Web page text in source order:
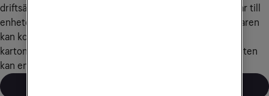
driftsätta appar, övervaka efterlevnad, skicka förfrågningar till
enheter och radera eller låsa enheter på distans. Användaren
kan komma igång direkt när enheten har packats upp ur
kartongen. Även enheter som redan används i verksamheten
kan enkelt läggas till.